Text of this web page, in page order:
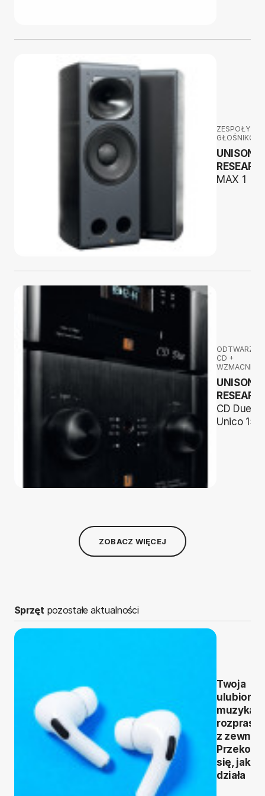
ZESPOŁY
UNISON
MAX 1
CD +
UNISON
CD Due +
Unico 150
ZOBACZ WIĘCEJ
Sprzęt pozostałe aktualności
Twoja
ulubiona
muzyka
z
Przekonaj
się, jak to
działa